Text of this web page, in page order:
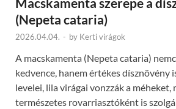
(Nepeta cataria)
2026.04.04. - by Kerti virágok
A macskamenta (Nepeta cataria)
kedvence, hanem értékes dísznövény
levelei, lila virágai vonzzák a méheket,
természetes rovarriasztóként is